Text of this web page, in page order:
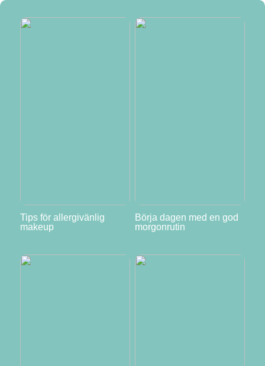
Tips för allergivänlig
makeup
Börja dagen med en god
morgonrutin